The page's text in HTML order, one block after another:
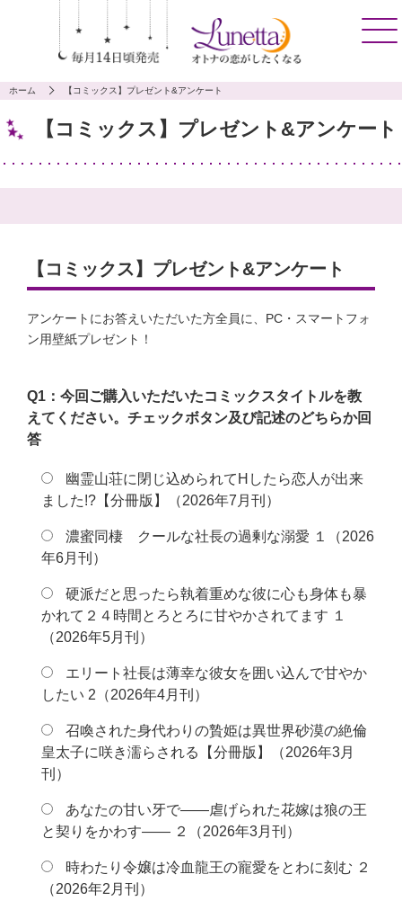
ホーム 【コミックス】プレゼント&アンケート
【コミックス】プレゼント&アンケート
【コミックス】プレゼント&アンケート
アンケートにお答えいただいた方全員に、PC・スマートフォ
ン用壁紙プレゼント！
Q1：今回ご購入いただいたコミックスタイトルを教
えてください。 チェックボタン及び記述のどちらか回
答
幽霊山荘に閉じ込められてHしたら恋人が出来
ました!?【分冊版】（2026年7月刊）
濃蜜同棲 クールな社長の過剰な溺愛 １（2026
年6月刊）
硬派だと思ったら執着重めな彼に心も身体も暴
かれて２４時間とろとろに甘やかされてます １
（2026年5月刊）
エリート社長は薄幸な彼女を囲い込んで甘やか
したい 2（2026年4月刊）
召喚された身代わりの贄姫は異世界砂漠の絶倫
皇太子に咲き濡らされる【分冊版】（2026年3月
刊）
あなたの甘い牙で――虐げられた花嫁は狼の王
と契りをかわす―― ２（2026年3月刊）
時わたり令嬢は冷血龍王の寵愛をとわに刻む ２
（2026年2月刊）